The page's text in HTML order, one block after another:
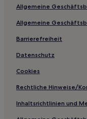
Haustierfreundliche
Familien in Nord-
Familien in Lesquin
Haustierfreundliche
Familien in Berck-sur-
Familien in Arras
Haustierfreundliche
Allgemeine
Allgemeine
Barrierefreiheit
Datenschutz
Cookies
Rechtliche Hinweise/
Inhaltsrichtlinien und